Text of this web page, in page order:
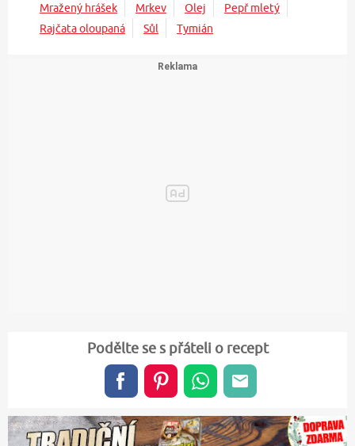
Mražený hrášek
Mrkev Olej
Pepř mletý
Rajčata oloupaná
Sůl Tymián
Podělte se s přáteli o recept